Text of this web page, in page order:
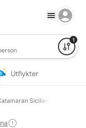
1
Utflykter
Sicilien